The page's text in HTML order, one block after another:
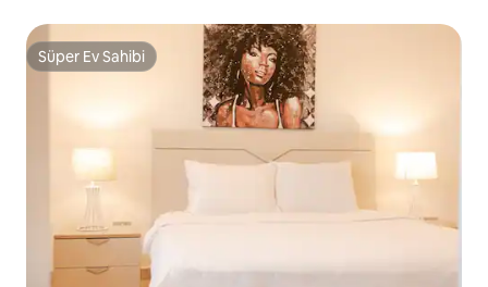
Süper Ev Sahibi
Süper Ev Sahibi